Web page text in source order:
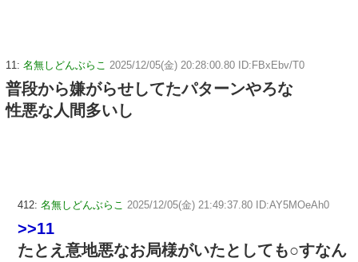
11: 名無しどんぶらこ 2025/12/05(金) 20:28:00.80 ID:FBxEbv/T0
普段から嫌がらせしてたパターンやろな
性悪な人間多いし
412: 名無しどんぶらこ 2025/12/05(金) 21:49:37.80 ID:AY5MOeAh0
>>11
たとえ意地悪なお局様がいたとしても○すなん